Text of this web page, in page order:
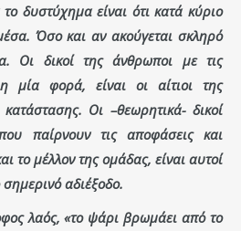
δυστύχημα είναι ότι κατά κύριο
Όσο και αν ακούγεται σκληρό
Οι δικοί της άνθρωποι με τις
μία φορά, είναι οι αίτιοι της
Οι –θεωρητικά- δικοί
παίρνουν τις αποφάσεις και
το μέλλον της ομάδας, είναι αυτοί
αδιέξοδο.
λαός, «το ψάρι βρωμάει από το